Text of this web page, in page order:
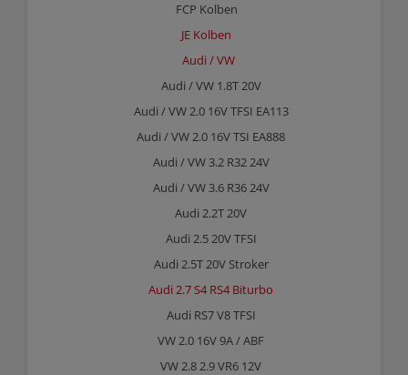
FCP Kolben
JE Kolben
Audi / VW
Audi / VW 1.8T 20V
Audi / VW 2.0 16V TFSI EA113
Audi / VW 2.0 16V TSI EA888
Audi / VW 3.2 R32 24V
Audi / VW 3.6 R36 24V
Audi 2.2T 20V
Audi 2.5 20V TFSI
Audi 2.5T 20V Stroker
Audi 2.7 S4 RS4 Biturbo
Audi RS7 V8 TFSI
VW 2.0 16V 9A / ABF
VW 2.8 2.9 VR6 12V